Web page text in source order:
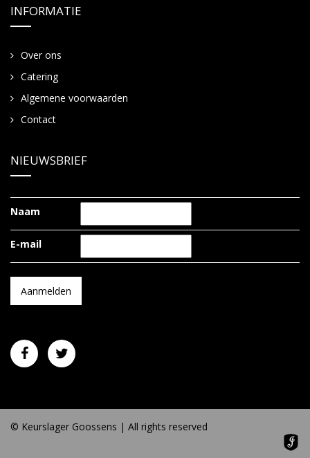
INFORMATIE
Over ons
Catering
Algemene voorwaarden
Contact
NIEUWSBRIEF
Naam
E-mail
© Keurslager Goossens | All rights reserved